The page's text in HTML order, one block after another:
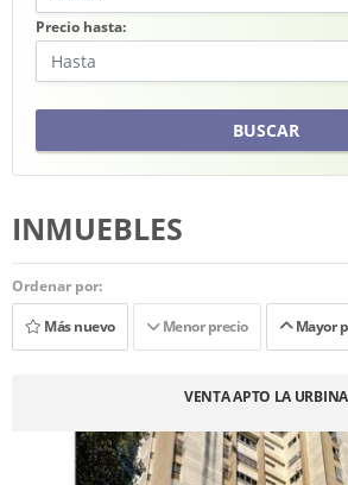
Precio hasta:
BUSCAR
INMUEBLES
Ordenar por:
Más nuevo
Menor precio Mayor
VENTA APTO LA URBINA